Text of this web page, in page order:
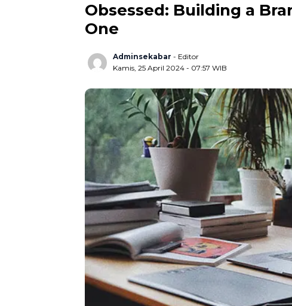
Obsessed: Building a
One
Adminsekabar - Editor
Kamis, 25 April 2024 - 07:57 WIB